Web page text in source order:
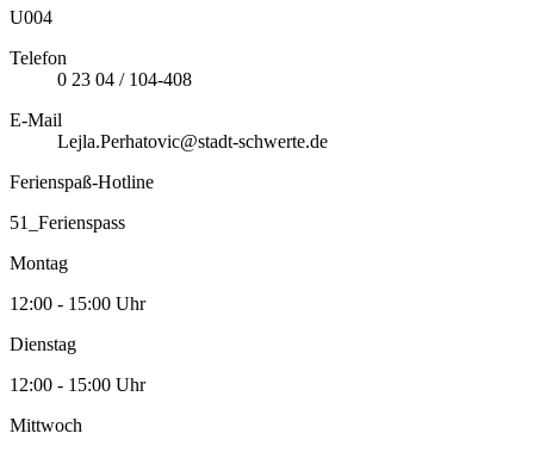
U004
Telefon
0 23 04 / 104-408
E-Mail
Lejla.Perhatovic@stadt-schwerte.de
Ferienspaß-Hotline
51_Ferienspass
Montag
12:00 - 15:00 Uhr
Dienstag
12:00 - 15:00 Uhr
Mittwoch